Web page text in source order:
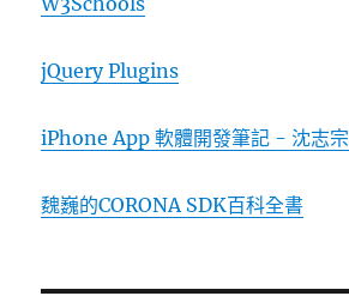
jQuery Plugins
iPhone App 軟體開發筆記 - 沈志
魏巍的CORONA SDK百科全書